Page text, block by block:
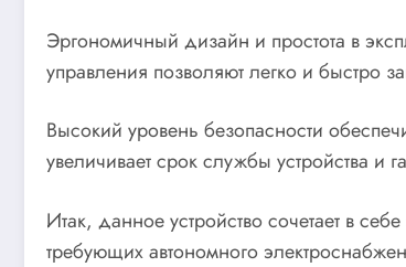
Эргономичный дизайн и простота в
управления позволяют легко и быстро
Высокий уровень безопасности
увеличивает срок службы устройства и
Итак, данное устройство сочетает в
требующих автономного